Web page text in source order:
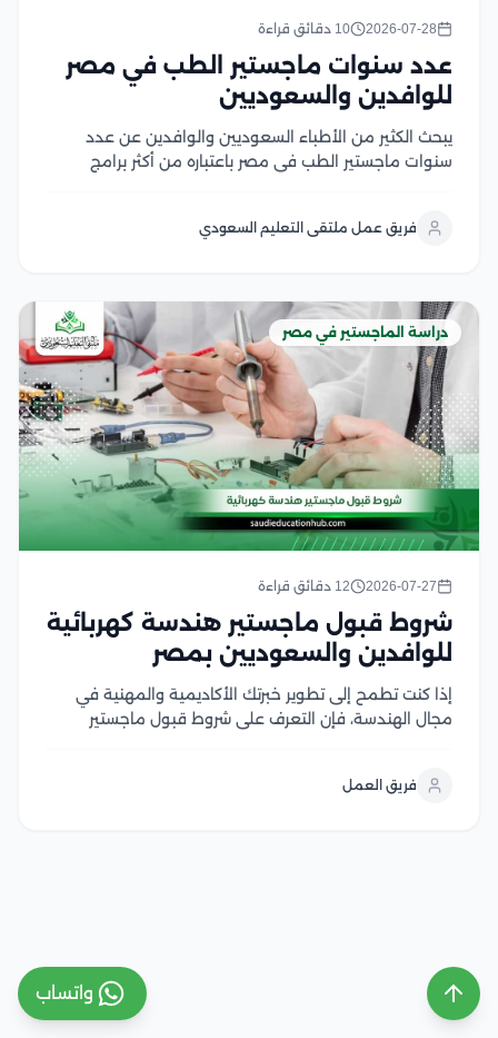
2026-07-28 10 دقائق قراءة
عدد سنوات ماجستير الطب في مصر
للوافدين والسعوديين
يبحث الكثير من الأطباء السعوديين والوافدين عن عدد
سنوات ماجستير الطب في مصر باعتباره من أكثر برامج
كما يهتم الأطباء بمعرفة مدة دراسة الماجستير في...
فريق عمل ملتقى التعليم السعودي
دراسة الماجستير في مصر
2026-07-27 12 دقائق قراءة
شروط قبول ماجستير هندسة كهربائية
للوافدين والسعوديين بمصر
إذا كنت تطمح إلى تطوير خبرتك الأكاديمية والمهنية في
مجال الهندسة، فإن التعرف على شروط قبول ماجستير
متقدمة تجمع بين الجانب الأكاديمي والتطبيقي، مع...
فريق العمل
واتساب